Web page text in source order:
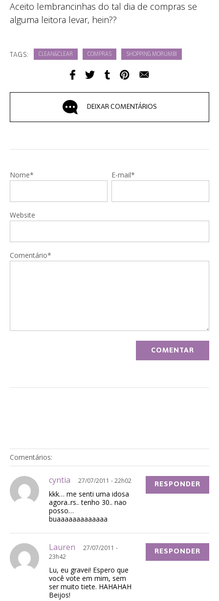
Aceito lembrancinhas do tal dia de compras se
alguma leitora levar, hein??
TAGS: CLEAN&CLEAR COMPRAS SHOPPING MORUMBI
DEIXAR COMENTÁRIOS
Nome* E-mail*
Website
Comentário*
Comentários:
cyntia 27/07/2011 - 22h02
kkk… me senti uma idosa
agora..rs.. tenho 30.. nao
posso…
buaaaaaaaaaaaaa
RESPONDER
Lauren
27/07/2011 -
23h42
Lu, eu gravei! Espero que
você vote em mim, sem
ser muito tiete. HAHAHAH
Beijos!
RESPONDER